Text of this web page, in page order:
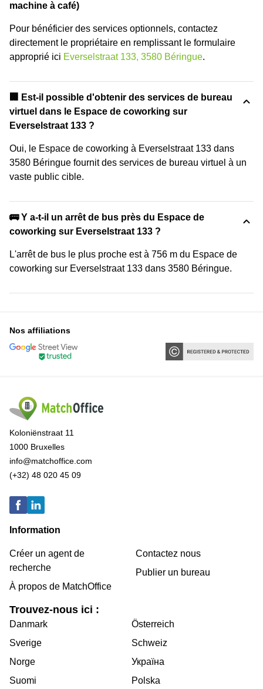
machine à café)
Pour bénéficier des services optionnels, contactez
directement le propriétaire en remplissant le formulaire
approprié ici Everselstraat 133, 3580 Béringue.
🏢 Est-il possible d'obtenir des services de bureau
virtuel dans le Espace de coworking sur
Everselstraat 133 ?
Oui, le Espace de coworking à Everselstraat 133 dans
3580 Béringue fournit des services de bureau virtuel à un
vaste public cible.
🚌 Y a-t-il un arrêt de bus près du Espace de
coworking sur Everselstraat 133 ?
L'arrêt de bus le plus proche est à 756 m du Espace de
coworking sur Everselstraat 133 dans 3580 Béringue.
Nos affiliations
Koloniënstraat 11
1000 Bruxelles
info@matchoffice.com
(+32) 48 020 45 09
Information
Créer un agent de
recherche
À propos de MatchOffice
Contactez nous
Publier un bureau
Trouvez-nous ici :
Danmark
Sverige
Norge
Suomi
Österreich
Schweiz
Україна
Polska